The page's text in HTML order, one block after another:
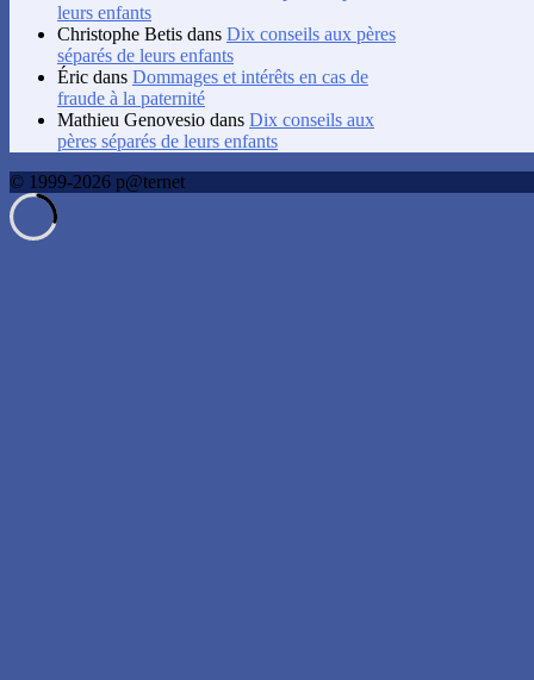
leurs enfants
Christophe Betis dans Dix conseils aux pères
séparés de leurs enfants
Éric dans Dommages et intérêts en cas de
fraude à la paternité
Mathieu Genovesio dans Dix conseils aux
pères séparés de leurs enfants
© 1999-2026 p@ternet